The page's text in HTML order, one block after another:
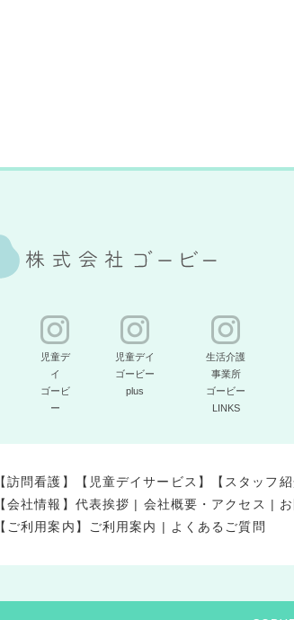
児童デ
イ
ゴービ
ー
児童デイ
ゴービー
plus
生活介護
事業所
ゴービー
LINKS
【訪問看護】 【児童デイサービス】 【スタッフ紹
【会社情報】 代表挨拶 | 会社概要・アクセス |
【ご利用案内】
ご利用案内 | よくあるご質問